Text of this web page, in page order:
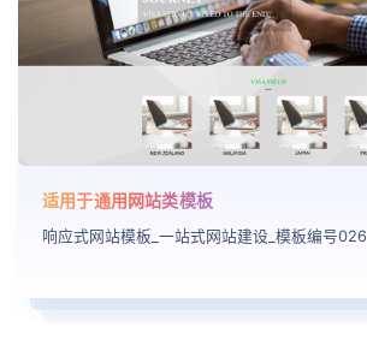
适用于通用网站类模板
响应式网站模板_一站式网站建设_模板编号026